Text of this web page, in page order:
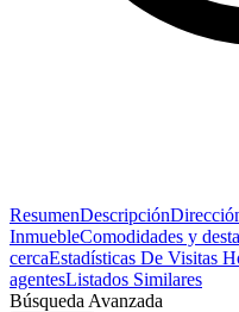
ResumenDescripción
InmuebleComodidades y
cercaEstadísticas De Visitas
agentesListados Similares
Búsqueda Avanzada